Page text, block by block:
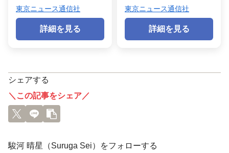
東京ニュース通信社
詳細を見る
東京ニュース通信社
詳細を見る
シェアする
＼この記事をシェア／
駿河 晴星（Suruga Sei）をフォローする